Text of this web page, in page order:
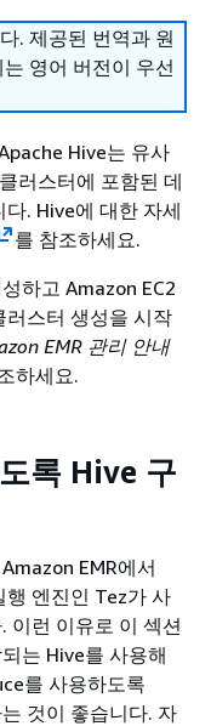
. 제공된 번역과 원
영어 버전이 우선
Hive는 유사
러스터에 포함된 데
. Hive에 대한 자세
를 참조하세요.
하고 Amazon EC2
러스터 생성을 시작
EMR 관리 안내
하세요.
록 Hive 구
EMR에서
행 엔진인 Tez가 사
이런 이유로 이 섹션
는 Hive를 사용해
를 사용하도록
것이 좋습니다. 자